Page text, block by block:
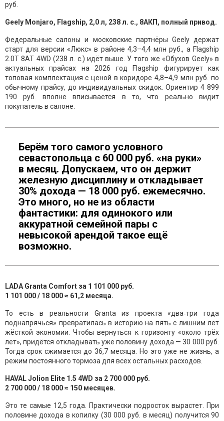
руб.
Geely Monjaro, Flagship, 2,0 л, 238 л. с., 8АКП, полный привод.
Федеральные салоны и московские партнёры Geely держат
старт для версии «Люкс» в районе 4,3–4,4 млн руб., а Flagship
2.0T 8AT 4WD (238 л. с.) идёт выше. У того же «Обухов Geely» в
актуальных прайсах на 2026 год Flagship фигурирует как
топовая комплектация с ценой в коридоре 4,8–4,9 млн руб. по
обычному прайсу, до индивидуальных скидок. Ориентир 4 899
190 руб. вполне вписывается в то, что реально видит
покупатель в салоне.
Берём того самого условного
севастопольца с 60 000 руб. «на руки»
в месяц. Допускаем, что он держит
железную дисциплину и откладывает
30% дохода — 18 000 руб. ежемесячно.
Это много, но не из области
фантастики: для одинокого или
аккуратной семейной пары с
невысокой арендой такое ещё
возможно.
LADA Granta Comfort за 1 101 000 руб.
1 101 000 / 18 000 ≈ 61,2 месяца.
То есть в реальности Granta из проекта «два‑три года
поднапрячься» превратилась в историю на пять с лишним лет
жёсткой экономии. Чтобы вернуться к горизонту «около трёх
лет», придётся откладывать уже половину дохода — 30 000 руб.
Тогда срок сжимается до 36,7 месяца. Но это уже не жизнь, а
режим постоянного тормоза для всех остальных расходов.
HAVAL Jolion Elite 1.5 4WD за 2 700 000 руб.
2 700 000 / 18 000 ≈ 150 месяцев.
Это те самые 12,5 года. Практически подросток вырастет. При
половине дохода в копилку (30 000 руб. в месяц) получится 90